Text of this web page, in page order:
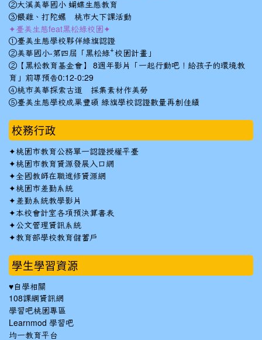
②大溪美華國小 蝴蝶生態教育
③餵雞、打陀螺 桃市大下課活動
✦臺美生態feat黑松綠校園✦
①臺美生態學校夥伴綠旗認證
②美華國小-第四屆「黑松綠⁺校園計畫」
②【黑松教育基金會】 8週年影片「一起行動吧！給孩子的環境教
育」前導預告0:12-0:29
④桃市美華探索古道 採集素材作美勞
⑤臺美生態學校成果豐碩 綠旗學校認證數量再創佳績
校務行政
✦桃園市教育公務單一認證授權平臺
✦桃園市教育資源發展入口網
✦全國教師在職進修資源網
✦桃園市差勤系統
✦ 差勤系統教學影片
✦本校會計室各項預決算書表
✦公文管理資訊系統
✦教育部學校教育儲蓄戶
學生學習資源
♥自學相關
108課綱資訊網
學習吧桃園專區
Learnmod 學習吧
均一教育平台